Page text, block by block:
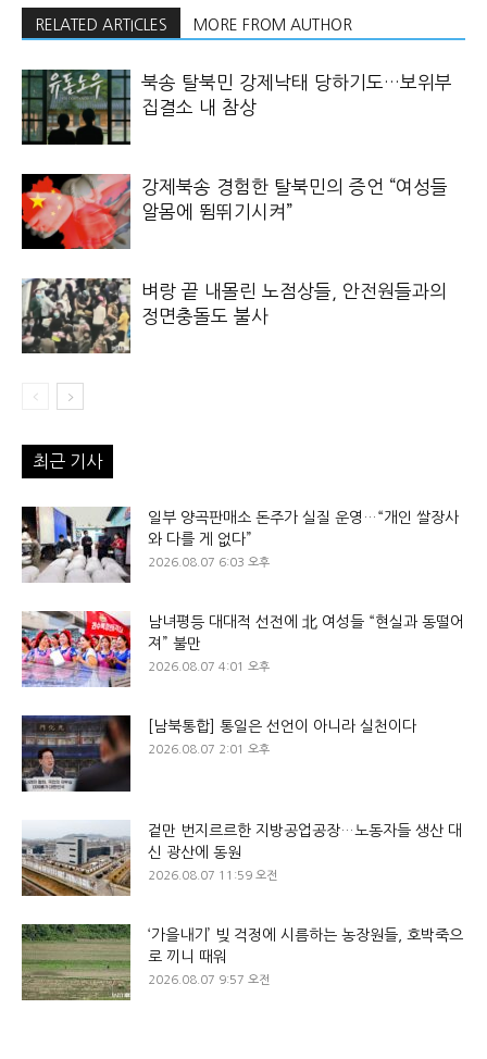
RELATED ARTICLES MORE FROM AUTHOR
북송 탈북민 강제낙태 당하기도…보위부
집결소 내 참상
강제북송 경험한 탈북민의 증언 “여성들
알몸에 뜀뛰기시켜”
벼랑 끝 내몰린 노점상들, 안전원들과의
정면충돌도 불사
최근 기사
일부 양곡판매소 돈주가 실질 운영…“개인 쌀장사
와 다를 게 없다”
2026.08.07 6:03 오후
남녀평등 대대적 선전에 北 여성들 “현실과 동떨어
져” 불만
2026.08.07 4:01 오후
[남북통합] 통일은 선언이 아니라 실천이다
2026.08.07 2:01 오후
겉만 번지르르한 지방공업공장…노동자들 생산 대
신 광산에 동원
2026.08.07 11:59 오전
‘가을내기’ 빚 걱정에 시름하는 농장원들, 호박죽으
로 끼니 때워
2026.08.07 9:57 오전